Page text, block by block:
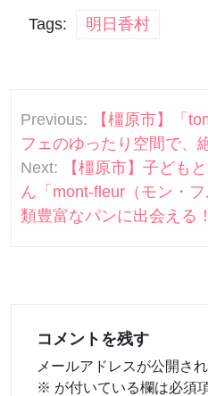
Tags: 明日香村
稿
ナ
ビ
ゲ
Previous:
【橿原市】「
フェのゆったり空間で、
Next:
【橿原市】子ども
ん「mont-fleur（モン・
類豊富なパンに出会える！
コメントを残す
メールアドレスが公開さ
※ が付いている欄は必須